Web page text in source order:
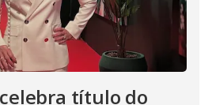
título do